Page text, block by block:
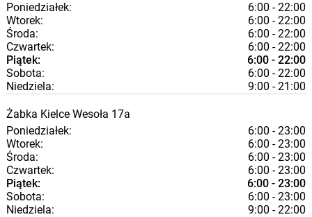
Poniedziałek:
6:00 - 22:00
Wtorek:
6:00 - 22:00
Środa:
6:00 - 22:00
Czwartek:
6:00 - 22:00
Piątek:
6:00 - 22:00
Sobota:
6:00 - 22:00
Niedziela:
9:00 - 21:00
Żabka Kielce Wesoła 17a
Poniedziałek:
6:00 - 23:00
Wtorek:
6:00 - 23:00
Środa:
6:00 - 23:00
Czwartek:
6:00 - 23:00
Piątek:
6:00 - 23:00
Sobota:
6:00 - 23:00
Niedziela:
9:00 - 22:00